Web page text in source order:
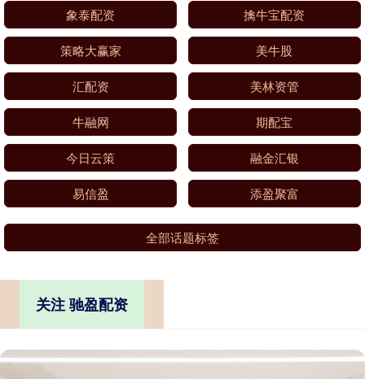
象泰配资 擒牛宝配资
策略大赢家 美牛股
汇配资 美林资管
牛融网 期配宝
今日云策 融金汇银
易信盈 添盈聚富
全部话题标签
关注 驰盈配资